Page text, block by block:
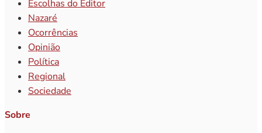
Escolhas do Editor
Nazaré
Ocorrências
Opinião
Política
Regional
Sociedade
Sobre